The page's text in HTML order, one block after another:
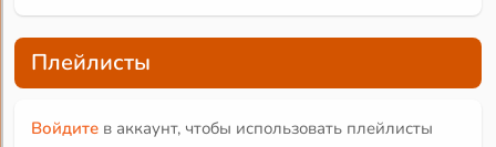
Плейлисты
Войдите в аккаунт, чтобы использовать плейлисты